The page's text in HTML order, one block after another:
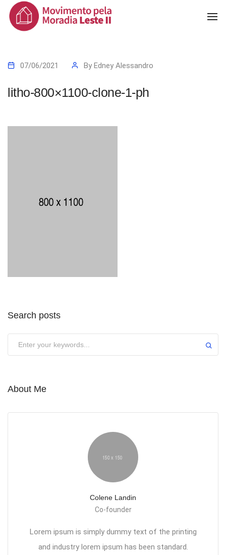
07/06/2021 By Edney Alessandro
litho-800×1100-clone-1-ph
Search posts
About Me
Colene Landin
Co-founder
Lorem ipsum is simply dummy text of the printing
and industry lorem ipsum has been standard.